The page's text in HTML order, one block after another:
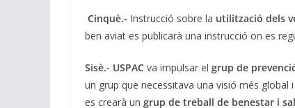
Cinquè.- Instrucció sobre la utilització dels
ben aviat es publicarà una instrucció on es
Sisè.- USPAC va impulsar el grup de
un grup que necessitava una visió més
es crearà un grup de treball de benestar i